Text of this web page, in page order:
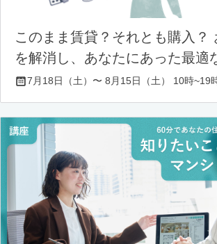
このまま賃貸？それとも購入？
を解消し、あなたにあった最適
7月18日（土）〜 8月15日（土） 10時~19